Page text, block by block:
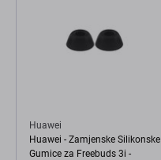
Huawei
Huawei - Zamjenske Silikonske
Gumice za Freebuds 3i -